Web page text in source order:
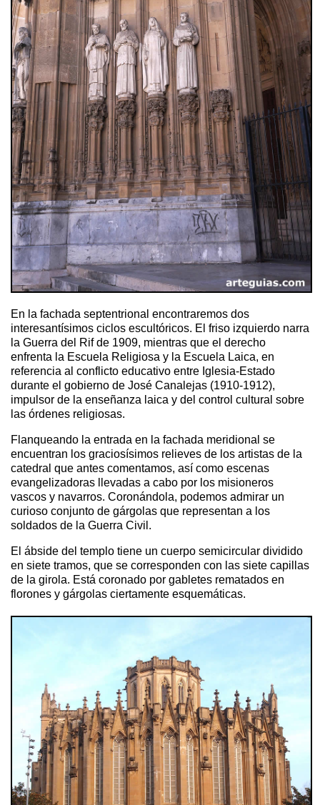
En la fachada septentrional encontraremos dos
interesantísimos ciclos escultóricos. El friso izquierdo narra
la Guerra del Rif de 1909, mientras que el derecho
enfrenta la Escuela Religiosa y la Escuela Laica, en
referencia al conflicto educativo entre Iglesia-Estado
durante el gobierno de José Canalejas (1910-1912),
impulsor de la enseñanza laica y del control cultural sobre
las órdenes religiosas.
Flanqueando la entrada en la fachada meridional se
encuentran los graciosísimos relieves de los artistas de la
catedral que antes comentamos, así como escenas
evangelizadoras llevadas a cabo por los misioneros
vascos y navarros. Coronándola, podemos admirar un
curioso conjunto de gárgolas que representan a los
soldados de la Guerra Civil.
El ábside del templo tiene un cuerpo semicircular dividido
en siete tramos, que se corresponden con las siete capillas
de la girola. Está coronado por gabletes rematados en
florones y gárgolas ciertamente esquemáticas.